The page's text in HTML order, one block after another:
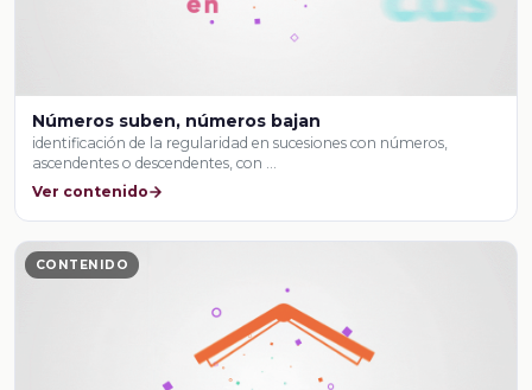
Números suben, números bajan
identificación de la regularidad en sucesiones con números,
ascendentes o descendentes, con …
Ver contenido
CONTENIDO